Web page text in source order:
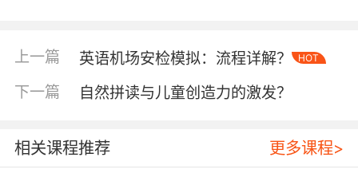
现"apple peeler"与"vegetable peeler"混用等现
问"策略：外教先通过肢体动作示范关键动词
从"What are you doing?"过渡到"How many
grams of flour do we need?"。这种分层设计既
上一篇 英语机场安检模拟：流程详解？ HOT
下一篇 自然拼读与儿童创造力的激发？
相关课程推荐 更多课程>